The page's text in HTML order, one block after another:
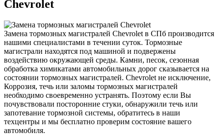
Chevrolet
Замена тормозных магистралей Chevrolet в СПб производится
нашими специалистами в течении суток. Тормозные
магистрали находятся под машиной и подвержены
воздействию окружающей среды. Камни, песок, сезонная
обработка химикатами автомобильных дорог сказывается на
состоянии тормозных магистралей. Chevrolet не исключение,
Коррозия, течь или заломы тормозных магистралей
необходимо своевременно устранять. Поэтому если Вы
почувствовали посторонние стуки, обнаружили течь или
запотевание тормозной системы, обратитесь в наши
техцентры и мы бесплатно проверим состояние вашего
автомобиля.